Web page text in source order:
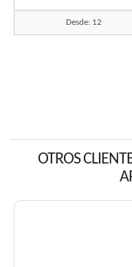
Desde: 12
OTROS